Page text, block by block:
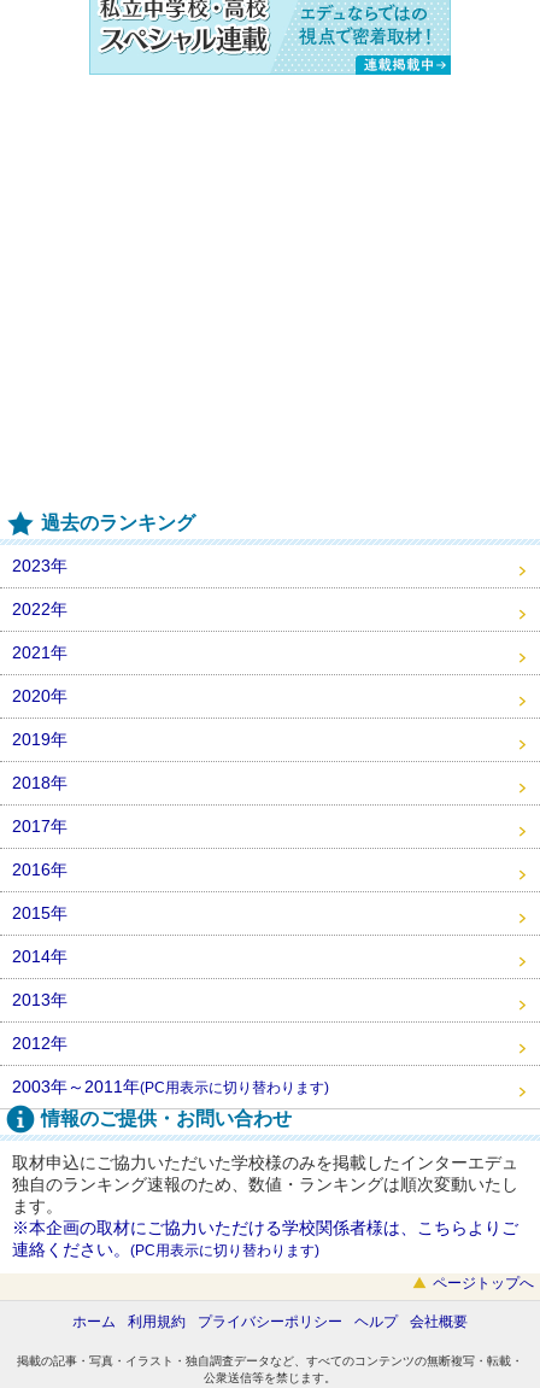
過去のランキング
2023年
2022年
2021年
2020年
2019年
2018年
2017年
2016年
2015年
2014年
2013年
2012年
2003年～2011年(PC用表示に切り替わります)
情報のご提供・お問い合わせ
取材申込にご協力いただいた学校様のみを掲載したインターエデュ
独自のランキング速報のため、数値・ランキングは順次変動いたし
ます。
※本企画の取材にご協力いただける学校関係者様は、こちらよりご
連絡ください。 (PC用表示に切り替わります)
ページトップへ
ホーム 利用規約 プライバシーポリシー ヘルプ 会社概要
掲載の記事・写真・イラスト・独自調査データなど、すべてのコンテンツの無断複写・転載・
公衆送信等を禁じます。